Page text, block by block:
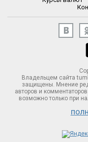
Владельцем сайта
защищены. Мнение
авторов и
возможно только при